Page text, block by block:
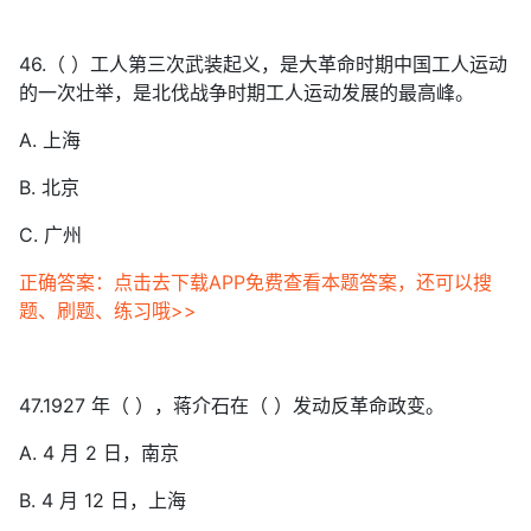
46.（ ）工人第三次武装起义，是大革命时期中国工人运动
的一次壮举，是北伐战争时期工人运动发展的最高峰。
A. 上海
B. 北京
C. 广州
正确答案：点击去下载APP免费查看本题答案，还可以搜
题、刷题、练习哦>>
47.1927 年（ ），蒋介石在（ ）发动反革命政变。
A. 4 月 2 日，南京
B. 4 月 12 日，上海